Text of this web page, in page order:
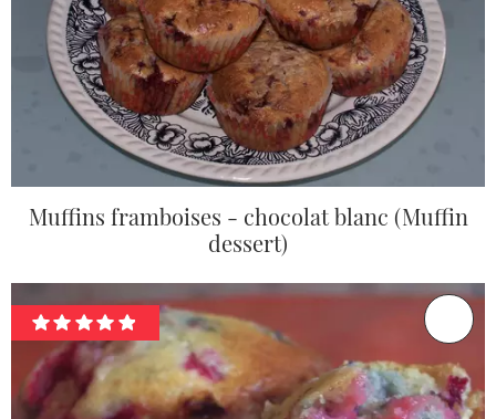
Muffins framboises - chocolat blanc (Muffin
dessert)